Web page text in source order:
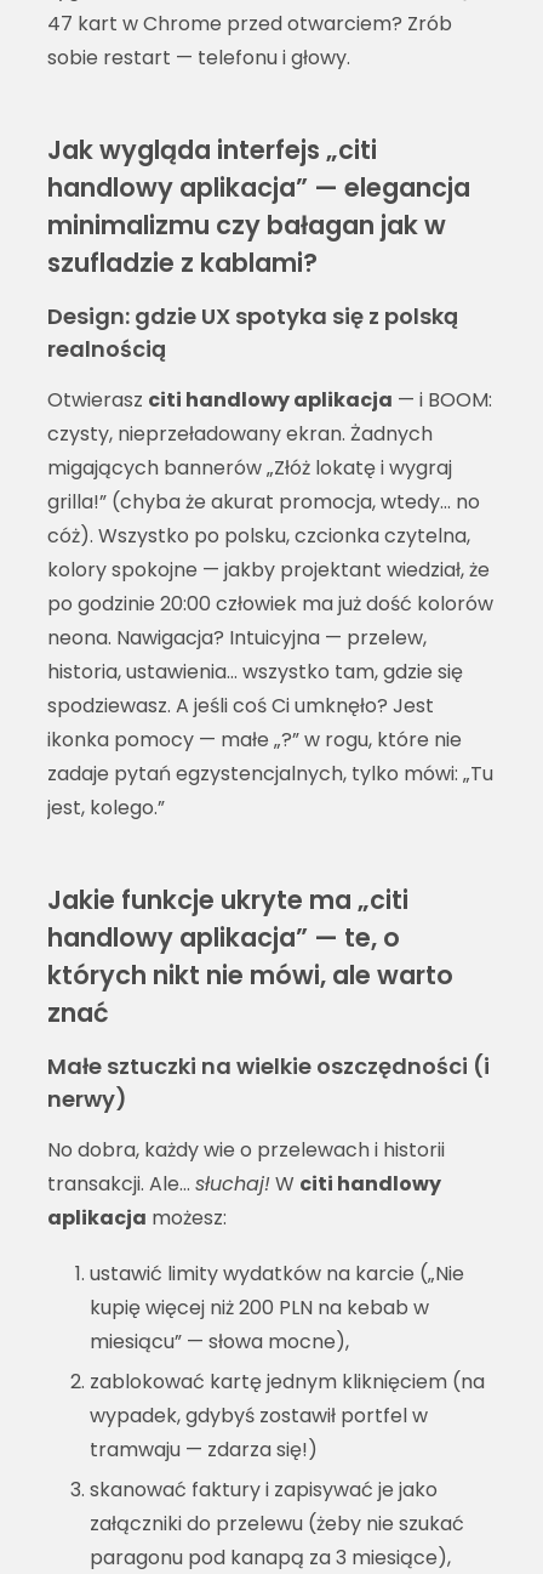
47 kart w Chrome przed otwarciem? Zrób
sobie restart — telefonu i głowy.
Jak wygląda interfejs „citi
handlowy aplikacja” — elegancja
minimalizmu czy bałagan jak w
szufladzie z kablami?
Design: gdzie UX spotyka się z polską
realnością
Otwierasz citi handlowy aplikacja — i BOOM:
czysty, nieprzeładowany ekran. Żadnych
migających bannerów „Złóż lokatę i wygraj
grilla!” (chyba że akurat promocja, wtedy… no
cóż). Wszystko po polsku, czcionka czytelna,
kolory spokojne — jakby projektant wiedział, że
po godzinie 20:00 człowiek ma już dość kolorów
neona. Nawigacja? Intuicyjna — przelew,
historia, ustawienia… wszystko tam, gdzie się
spodziewasz. A jeśli coś Ci umknęło? Jest
ikonka pomocy — małe „?” w rogu, które nie
zadaje pytań egzystencjalnych, tylko mówi: „Tu
jest, kolego.”
Jakie funkcje ukryte ma „citi
handlowy aplikacja” — te, o
których nikt nie mówi, ale warto
znać
Małe sztuczki na wielkie oszczędności (i
nerwy)
No dobra, każdy wie o przelewach i historii
transakcji. Ale… słuchaj!W citi handlowy
aplikacja możesz:
ustawić limity wydatków na karcie („Nie
kupię więcej niż 200 PLN na kebab w
miesiącu” — słowa mocne),
zablokować kartę jednym kliknięciem (na
wypadek, gdybyś zostawił portfel w
tramwaju — zdarza się!)
skanować faktury i zapisywać je jako
załączniki do przelewu (żeby nie szukać
paragonu pod kanapą za 3 miesiące),